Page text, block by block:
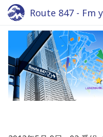
Route 847 - Fm